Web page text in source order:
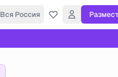
Вся Россия